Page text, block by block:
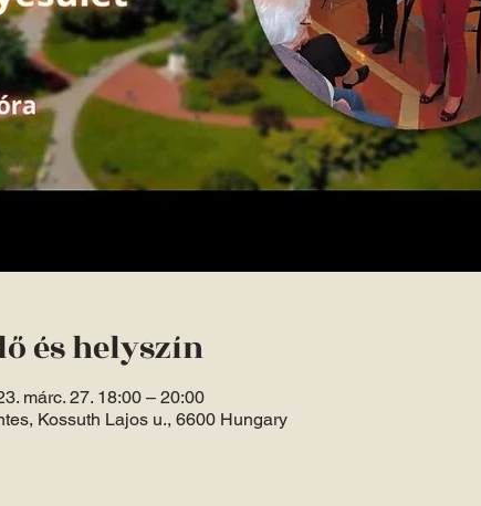
és helyszín
márc. 27. 18:00 – 20:00
Kossuth Lajos u., 6600 Hungary